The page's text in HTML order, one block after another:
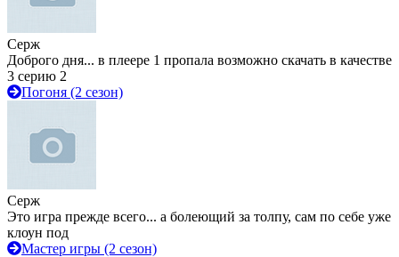
Серж
Доброго дня... в плеере 1 пропала возможно скачать в качестве
3 серию 2
Погоня (2 сезон)
Серж
Это игра прежде всего... а болеющий за толпу, сам по себе уже
клоун под
Мастер игры (2 сезон)